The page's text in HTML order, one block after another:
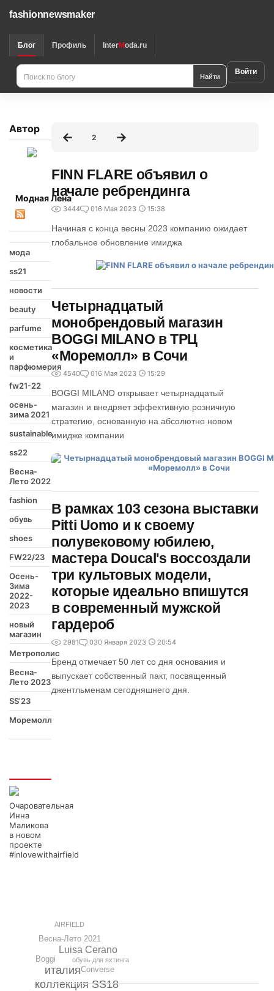
fashionnewsmaker
Блог Профиль InterModa.ru
Найти Войти
Автор
Модная Лена
мода
ss21
новости
beauty
parfume
косметика
и
парфюмерия
fw21-22
осень-
зима 2021
sustainable
ss22
Весна-
Лето 2022
fashion
обувь
shoes
FW22/23
Осень-
Зима
2022-
2023
новый
магазин
Метрополис
Весна-
Лето 2023
SS'23
Моремолл
Очаровательная
Инна
Маликова
в новом
проекте
#inlovewithairfield
коллекция SS18
италия
Luisa Cerano
Весна-Лето 2021
Converse
Boggi обувь для яхтинга
AIRFIELD
2
FINN FLARE объявил о
начале ребрендинга
3444 016 Мая 2023 15:38
Начиная с конца весны 2023 компанию ожидает
глобальное обновление имиджа
Четырнадцатый
монобрендовый магазин
BOGGI MILANO в ТРЦ
«Моремолл» в Сочи
4540 016 Мая 2023 15:29
BOGGI MILANO открывает четырнадцатый
магазин и внедряет эффективную розничную
стратегию, основанную на абсолютно новом
имидже компании
В рамках 103 сезона выставки
Pitti Uomo и к своему
полувековому юбилею,
мастера Doucal's воссоздали
три культовых модели,
которые идеально впишутся
в современный мужской
гардероб
2981 030 Января 2023 20:54
Бренд отмечает 50 лет со дня основания и
выпускает собственный пакт, посвященный
джентльменам сегодняшнего дня.